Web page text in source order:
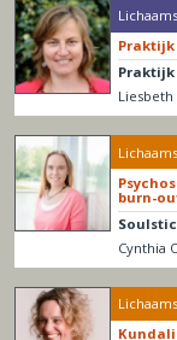
Liesbeth
burn-
Cynthia